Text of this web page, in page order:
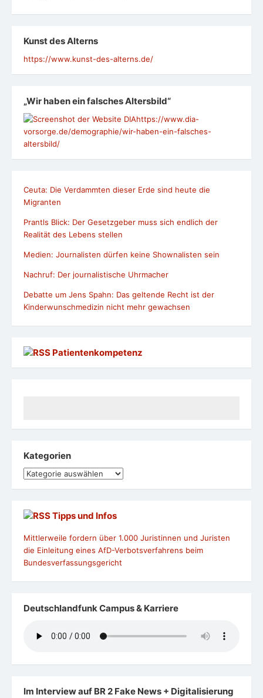
Kunst des Alterns
https://www.kunst-des-alterns.de/
„Wir haben ein falsches Altersbild“
https://www.dia-
vorsorge.de/demographie/wir-haben-ein-falsches-
altersbild/
Ceuta: Die Verdammten dieser Erde sind heute die
Migranten
Prantls Blick: Der Gesetzgeber muss sich endlich der
Realität des Lebens stellen
Medien: Journalisten dürfen keine Shownalisten sein
Nachruf: Der journalistische Uhrmacher
Debatte um Jens Spahn: Das geltende Recht ist der
Kinderwunschmedizin nicht mehr gewachsen
Patientenkompetenz
Kategorien
Kategorien
Tipps und Infos
Mittlerweile fordern über 1.000 Juristinnen und Juristen
die Einleitung eines AfD-Verbotsverfahrens beim
Bundesverfassungsgericht
Deutschlandfunk Campus & Karriere
Im Interview auf BR 2 Fake News + Digitalisierung